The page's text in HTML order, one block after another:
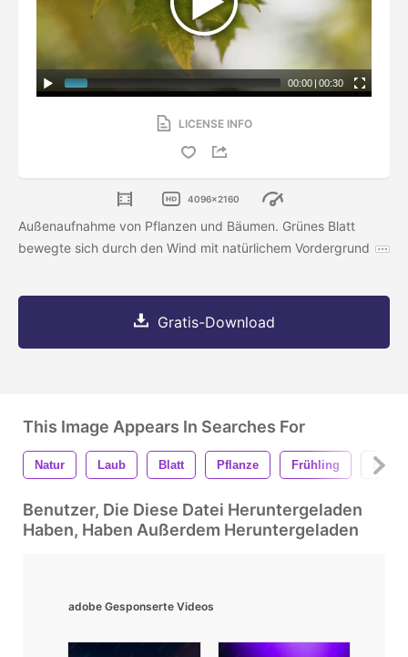
00:00 | 00:30
LICENSE INFO
4096x2160
Außenaufnahme von Pflanzen und Bäumen. Grünes Blatt
bewegte sich durch den Wind mit natürlichem Vordergrund
Gratis-Download
This Image Appears In Searches For
Natur Laub Blatt Pflanze Frühling Baum
Benutzer, Die Diese Datei Heruntergeladen
Haben, Haben Außerdem Heruntergeladen
adobe Gesponserte Videos